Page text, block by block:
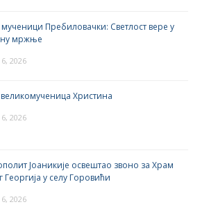
мученици Пребиловачки: Светлост вере у
мржње
6, 2026
великомученица Христина
6, 2026
Јоаникије освештао звоно за Храм
Георгија у селу Горовићи
6, 2026